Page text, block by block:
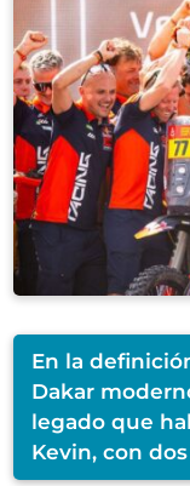
En la
Dakar
legado que
Kevin, con